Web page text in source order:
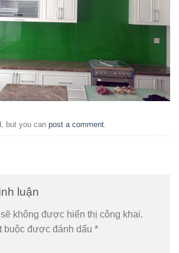
but you can post a comment.
luận
không được hiển thị công khai.
buộc được đánh dấu *